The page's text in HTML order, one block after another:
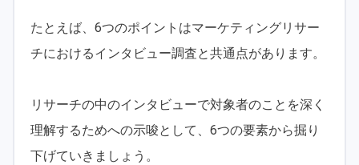
たとえば、6つのポイントはマーケティングリサー
チにおけるインタビュー調査と共通点があります。
リサーチの中のインタビューで対象者のことを深く
理解するためへの示唆として、6つの要素から掘り
下げていきましょう。